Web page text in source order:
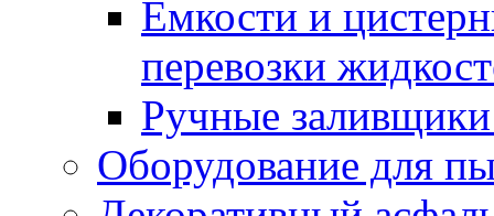
Емкости и
перевозки
Ручные
Оборудование для